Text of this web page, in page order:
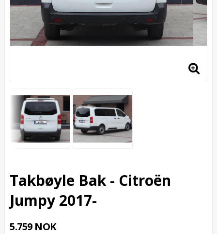
Takbøyle Bak - Citroën
Jumpy 2017-
5.759 NOK